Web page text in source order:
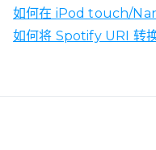
如何在 iPod touch/
如何将 Spotify URI 转